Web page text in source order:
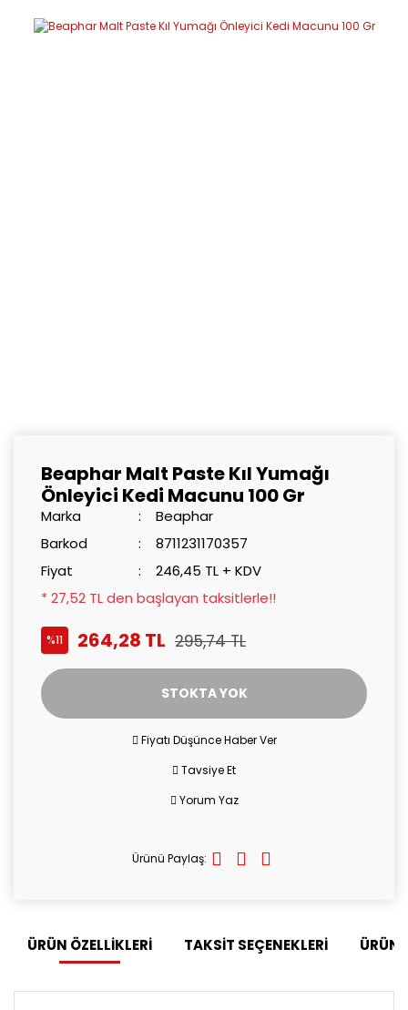
Beaphar Malt Paste Kıl Yumağı
Önleyici Kedi Macunu 100 Gr
Marka
Beaphar
Barkod
8711231170357
Fiyat
246,45 TL + KDV
* 27,52 TL den başlayan taksitlerle!!
%11 264,28 TL 295,74 TL
STOKTA YOK
Fiyatı Düşünce Haber Ver
Tavsiye Et
Yorum Yaz
Ürünü Paylaş:
ÜRÜN ÖZELLİKLERİ TAKSİT SEÇENEKLERİ ÜRÜN